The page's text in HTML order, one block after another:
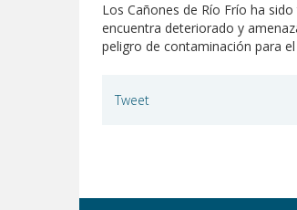
Los Cañones de Río Frío ha
encuentra deteriorado y
peligro de contaminación para
Tweet